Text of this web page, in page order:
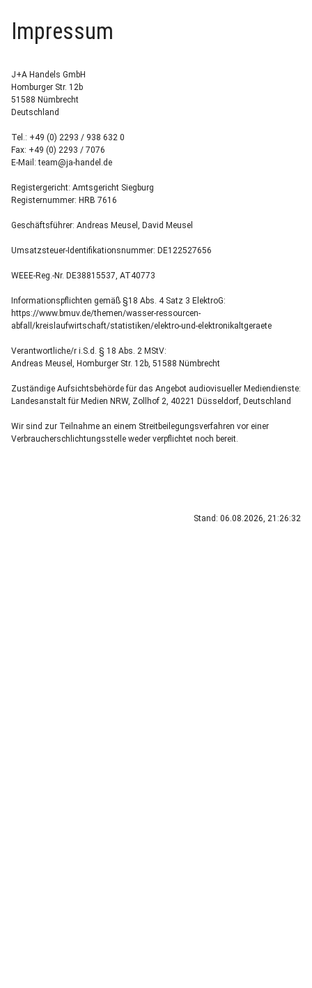
Impressum
J+A Handels GmbH
Homburger Str. 12b
51588 Nümbrecht
Deutschland
Tel.: +49 (0) 2293 / 938 632 0
Fax: +49 (0) 2293 / 7076
E-Mail: team@ja-handel.de
Registergericht: Amtsgericht Siegburg
Registernummer: HRB 7616
Geschäftsführer: Andreas Meusel, David Meusel
Umsatzsteuer-Identifikationsnummer: DE122527656
WEEE-Reg.-Nr. DE38815537, AT40773
Informationspflichten gemäß §18 Abs. 4 Satz 3 ElektroG:
https://www.bmuv.de/themen/wasser-ressourcen-
abfall/kreislaufwirtschaft/statistiken/elektro-und-elektronikaltgeraete
Verantwortliche/r i.S.d. § 18 Abs. 2 MStV:
Andreas Meusel, Homburger Str. 12b, 51588 Nümbrecht
Zuständige Aufsichtsbehörde für das Angebot audiovisueller Mediendienste:
Landesanstalt für Medien NRW, Zollhof 2, 40221 Düsseldorf, Deutschland
Wir sind zur Teilnahme an einem Streitbeilegungsverfahren vor einer
Verbraucherschlichtungsstelle weder verpflichtet noch bereit.
Stand: 06.08.2026, 21:26:32